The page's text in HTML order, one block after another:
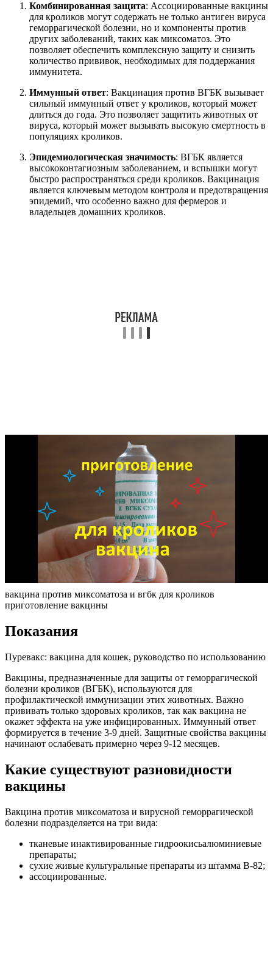
Комбинированная защита: Ассоциированные вакцины
для кроликов могут содержать не только антиген вируса
геморрагической болезни, но и компоненты против
других заболеваний, таких как миксоматоз. Это
позволяет обеспечить комплексную защиту и снизить
количество прививок, необходимых для поддержания
иммунитета.
Иммунный ответ: Вакцинация против ВГБК вызывает
сильный иммунный ответ у кроликов, который может
длиться до года. Это позволяет защитить животных от
вируса, который может вызывать высокую смертность в
популяциях кроликов.
Эпидемиологическая значимость: ВГБК является
высококонтагиозным заболеванием, и вспышки могут
быстро распространяться среди кроликов. Вакцинация
является ключевым методом контроля и предотвращения
эпидемий, что особенно важно для фермеров и
владельцев домашних кроликов.
вакцина против миксоматоза и вгбк для кроликов
приготовление вакцины
Показания
Пуревакс: вакцина для кошек, руководство по использованию
Вакцины, предназначенные для защиты от геморрагической
болезни кроликов (ВГБК), используются для
профилактической иммунизации этих животных. Важно
прививать только здоровых кроликов, так как вакцина не
окажет эффекта на уже инфицированных. Иммунный ответ
формируется в течение 3-9 дней. Защитные свойства вакцины
начинают ослабевать примерно через 9-12 месяцев.
Какие существуют разновидности
вакцины
Вакцина против миксоматоза и вирусной геморрагической
болезни подразделяется на три вида:
тканевые инактивированные гидроокисьалюминиевые
препараты;
сухие живые культуральные препараты из штамма В-82;
ассоциированные.